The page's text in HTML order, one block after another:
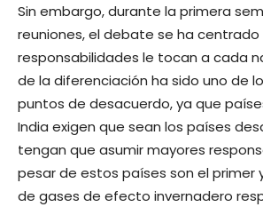
Sin embargo, durante la primera
reuniones, el debate se ha centrado
responsabilidades le tocan a cada
de la diferenciación ha sido uno de
puntos de desacuerdo, ya que
India exigen que sean los países
tengan que asumir mayores
pesar de estos países son el primer
de gases de efecto invernadero